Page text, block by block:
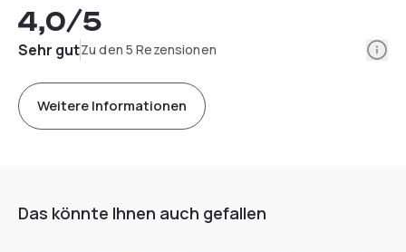
4,0/5
Sehr gutZu den 5 Rezensionen
Weitere Informationen
Das könnte Ihnen auch gefallen